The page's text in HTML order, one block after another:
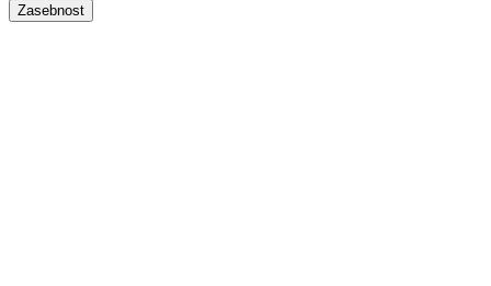
Zasebnost